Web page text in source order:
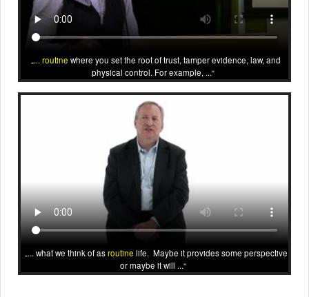
... routine where you set the root of trust, tamper evidence, law, and
physical control. For example, ...
... what we think of asroutine life. Maybe it provides some perspective
or maybe it will ...